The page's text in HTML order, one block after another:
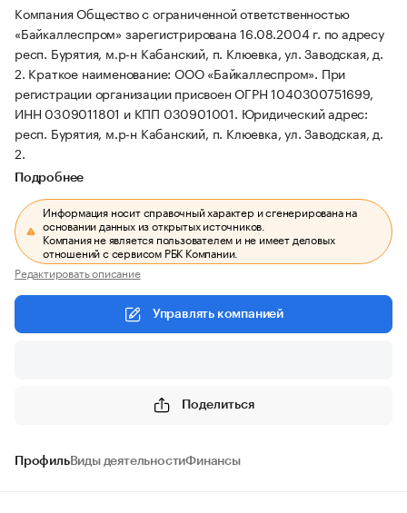
Компания Общество с ограниченной ответственностью
«Байкаллеспром» зарегистрирована 16.08.2004 г. по адресу
респ. Бурятия, м.р-н Кабанский, п. Клюевка, ул. Заводская, д.
2. Краткое наименование: ООО «Байкаллеспром». При
регистрации организации присвоен ОГРН 1040300751699,
ИНН 0309011801 и КПП 030901001. Юридический адрес:
респ. Бурятия, м.р-н Кабанский, п. Клюевка, ул. Заводская, д.
2.
Подробнее
Информация носит справочный характер и сгенерирована на
основании данных из открытых источников.
Компания не является пользователем и не имеет деловых
отношений с сервисом РБК Компании.
Редактировать описание
Управлять компанией
Поделиться
ПрофильВиды деятельностиФинансы